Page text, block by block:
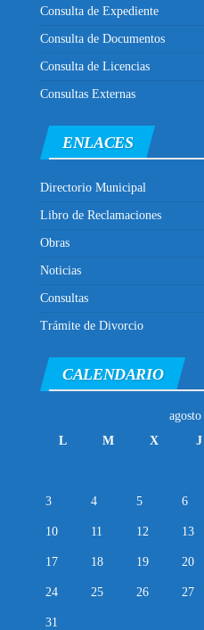
Consulta de Expediente
Consulta de Documentos
Consulta de Licencias
Consultas Externas
ENLACES
Directorio Municipal
Libro de Reclamaciones
Obras
Noticias
Consultas
Trámite de Divorcio
CALENDARIO
L
M X J
3 4 5 6
10 11 12 13
17 18 19 20
24 25 26 27
31